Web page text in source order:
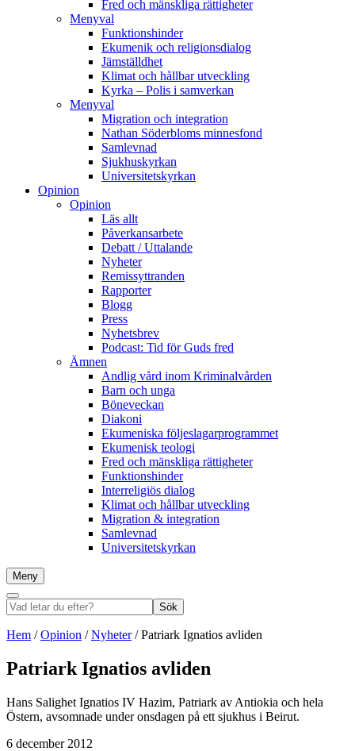
Fred och mänskliga rättigheter
Menyval
Funktionshinder
Ekumenik och religionsdialog
Jämställdhet
Klimat och hållbar utveckling
Kyrka – Polis i samverkan
Menyval
Migration och integration
Nathan Söderbloms minnesfond
Samlevnad
Sjukhuskyrkan
Universitetskyrkan
Opinion
Opinion
Läs allt
Påverkansarbete
Debatt / Uttalande
Nyheter
Remissyttranden
Rapporter
Blogg
Press
Nyhetsbrev
Podcast: Tid för Guds fred
Ämnen
Andlig vård inom Kriminalvården
Barn och unga
Böneveckan
Diakoni
Ekumeniska följeslagarprogrammet
Ekumenisk teologi
Fred och mänskliga rättigheter
Funktionshinder
Interreligiös dialog
Klimat och hållbar utveckling
Migration & integration
Samlevnad
Universitetskyrkan
Meny
Sök
Vad
letar
du
Sök
Hem /Opinion /Nyheter/Patriark Ignatios avliden
Patriark Ignatios avliden
Hans Salighet Ignatios IV Hazim, Patriark av Antiokia och hela
Östern, avsomnade under onsdagen på ett sjukhus i Beirut.
6 december 2012